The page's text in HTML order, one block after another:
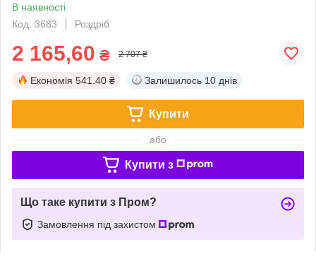
В наявності
Код: 3683
Роздріб
2 165,60 ₴ 2 707 ₴
Економія 541.40 ₴ Залишилось 10 днів
Купити
або
Купити з
Що таке купити з Пром?
Замовлення під захистом